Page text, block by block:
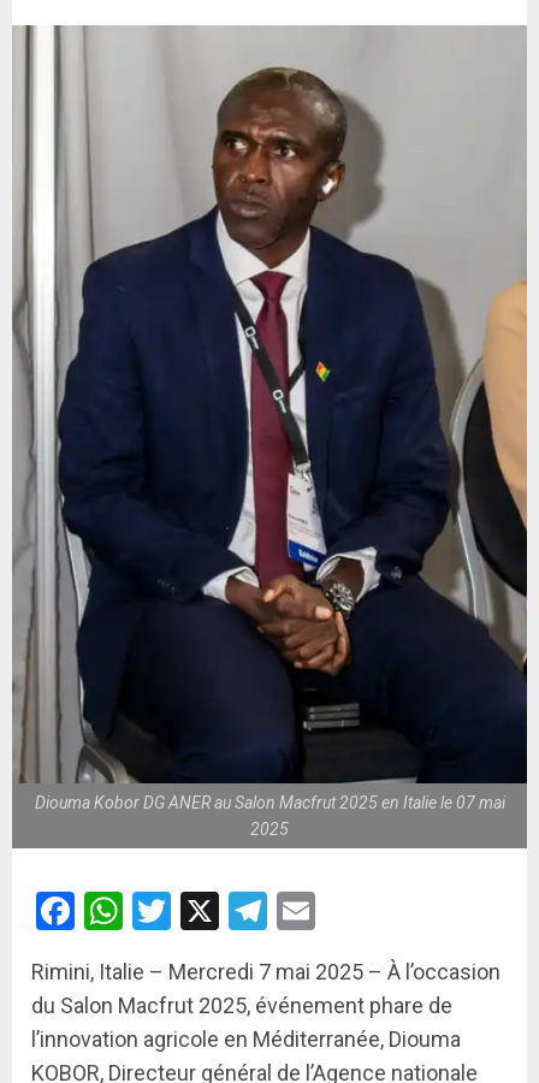
Diouma Kobor DG ANER au Salon Macfrut 2025 en Italie le 07 mai
2025
Facebook
WhatsApp
Twitter
X Telegram
Rimini, Italie – Mercredi 7 mai 2025 – À l’occasion
du Salon Macfrut 2025, événement phare de
l’innovation agricole en Méditerranée, Diouma
KOBOR, Directeur général de l’Agence nationale